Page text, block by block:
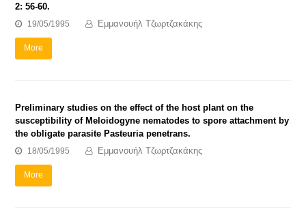
2: 56-60.
19/05/1995 Εμμανουήλ Τζωρτζακάκης
More
Preliminary studies on the effect of the host plant on the
susceptibility of Meloidogyne nematodes to spore attachment by
the obligate parasite Pasteuria penetrans.
18/05/1995 Εμμανουήλ Τζωρτζακάκης
More